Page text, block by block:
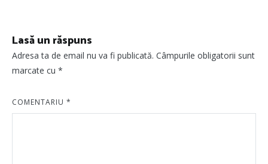
Lasă un răspuns
Adresa ta de email nu va fi publicată. Câmpurile obligatorii sunt
marcate cu *
COMENTARIU *